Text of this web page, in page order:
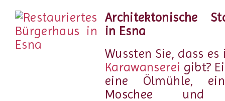
Architektonische
in Esna
Wussten Sie, dass
Karawanserei gibt?
eine Ölmühle,
Moschee